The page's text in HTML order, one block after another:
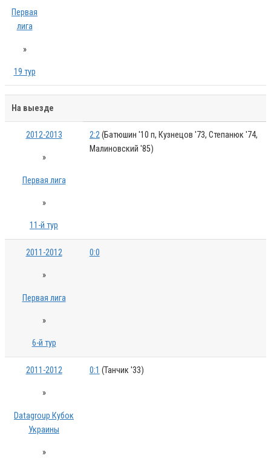
Первая
лига
»
19 тур
На выезде
2012-2013
»
Первая лига
»
11-й тур
2:2(Батюшин '10 п, Кузнецов '73, Степанюк '74,
Малиновский '85)
2011-2012
»
Первая лига
»
6-й тур
0:0
2011-2012
»
Datagroup Кубок
Украины
»
0:1 (Танчик '33)